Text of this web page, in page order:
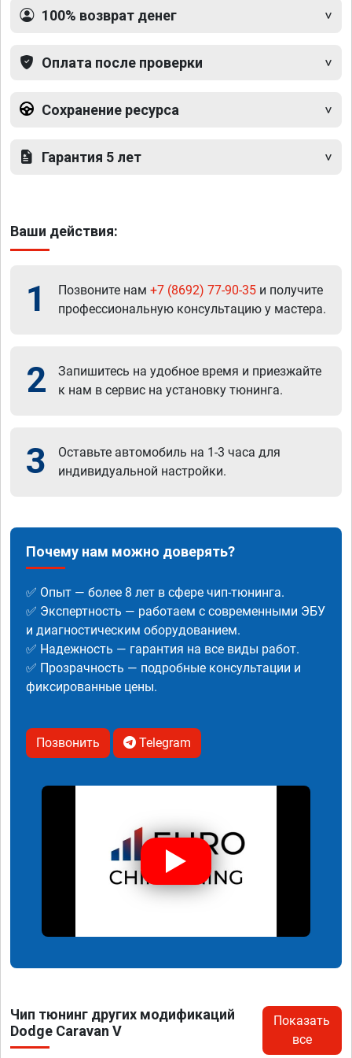
100% возврат денег
Оплата после проверки
Сохранение ресурса
Гарантия 5 лет
Ваши действия:
1 Позвоните нам +7 (8692) 77-90-35 и получите
профессиональную консультацию у мастера.
2
Запишитесь на удобное время и приезжайте
к нам в сервис на установку тюнинга.
3
Оставьте автомобиль на 1-3 часа для
индивидуальной настройки.
Почему нам можно доверять?
✅ Опыт — более 8 лет в сфере чип-тюнинга.
✅ Экспертность — работаем с современными ЭБУ
и диагностическим оборудованием.
✅ Надежность — гарантия на все виды работ.
✅ Прозрачность — подробные консультации и
фиксированные цены.
Позвонить Telegram
Чип тюнинг других модификаций
Dodge Caravan V
Показать
все